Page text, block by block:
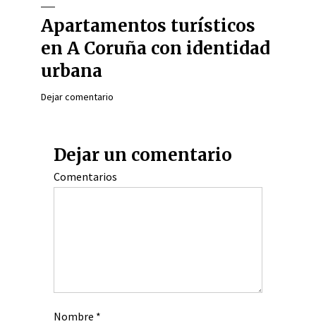
Apartamentos turísticos
en A Coruña con identidad
urbana
Dejar comentario
Dejar un comentario
Comentarios
Nombre *